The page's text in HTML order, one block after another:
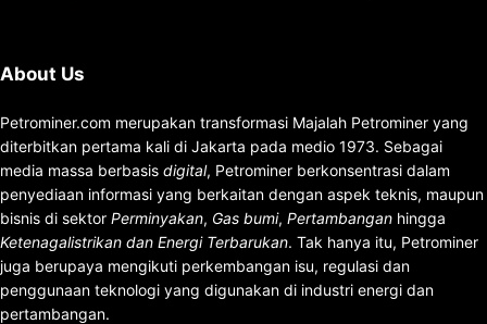
About Us
Petrominer.com merupakan transformasi Majalah Petrominer yang
diterbitkan pertama kali di Jakarta pada medio 1973. Sebagai
media massa berbasis digital, Petrominer berkonsentrasi dalam
penyediaan informasi yang berkaitan dengan aspek teknis, maupun
bisnis di sektor Perminyakan, Gas bumi, Pertambangan hingga
Ketenagalistrikan dan Energi Terbarukan. Tak hanya itu, Petrominer
juga berupaya mengikuti perkembangan isu, regulasi dan
penggunaan teknologi yang digunakan di industri energi dan
pertambangan.